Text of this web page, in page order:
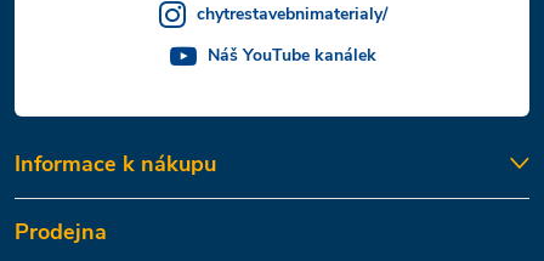
chytrestavebnimaterialy/
Náš YouTube kanálek
Informace k nákupu
Prodejna